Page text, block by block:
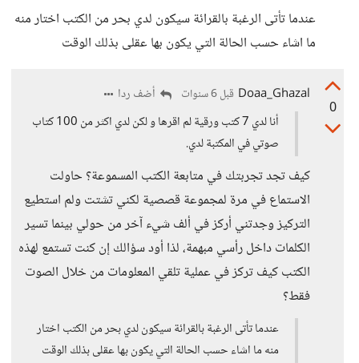
عندما تأتى الرغبة بالقرائة سيكون لدي بحر من الكتب اختار منه
ما اشاء حسب الحالة التي يكون بها عقلى بذلك الوقت
0
Doaa_Ghazal قبل 6 سنوات
أضف ردا
أنا لدي 7 كتب ورقية لم اقرها و لكن لدي اكثر من 100 كتاب
صوتي في المكتبة لدي.
كيف تجد تجربتك في متابعة الكتب المسموعة؟ حاولت
الاستماع في مرة لمجموعة قصصية لكني تشتت ولم استطيع
التركيز وجدتني أركز في ألف شيء آخر من حولي بينما تسير
الكلمات داخل رأسي مبهمة، لذا أود سؤالك إن كنت تستمع لهذه
الكتب كيف تركز في عملية تلقي المعلومات من خلال الصوت
فقط؟
عندما تأتى الرغبة بالقرائة سيكون لدي بحر من الكتب اختار
منه ما اشاء حسب الحالة التي يكون بها عقلى بذلك الوقت